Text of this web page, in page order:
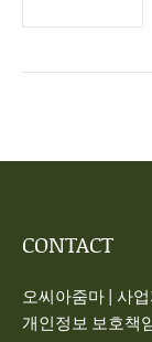
CONTACT
오씨아줌마 | 사
개인정보 보호책